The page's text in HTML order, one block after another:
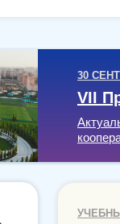
VII
30